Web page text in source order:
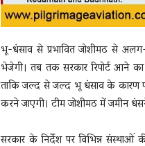
भू-धंसाव से प्रभावित जोशीमठ से
भेजेगी। तब तक सरकार रिपोर्ट आने
ताकि जल्द से जल्द भू धंसाव के कारण
करने जाएगी। टीम जोशीमठ में जमीन
सरकार के निर्देश पर विभिन्न संस्थाओं